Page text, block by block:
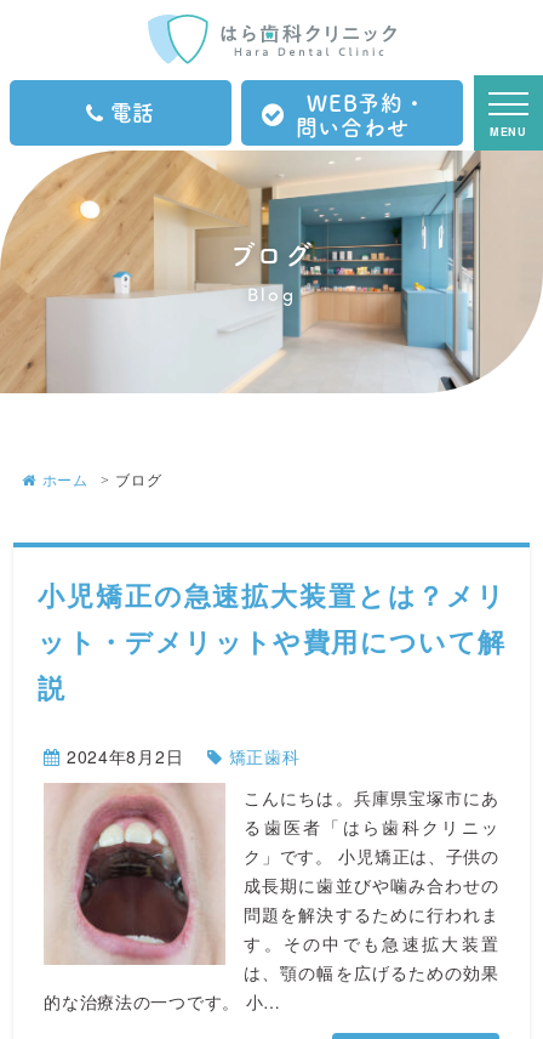
電話
WEB予約・
問い合わせ
MENU
ブログ
Blog
ホーム ブログ
小児矯正の急速拡大装置とは？メリ
ット・デメリットや費用について解
説
2024年8月2日
矯正歯科
こんにちは。兵庫県宝塚市にあ
る歯医者「はら歯科クリニッ
ク」です。 小児矯正は、子供の
成長期に歯並びや噛み合わせの
問題を解決するために行われま
す。その中でも急速拡大装置
は、顎の幅を広げるための効果
的な治療法の一つです。 小…